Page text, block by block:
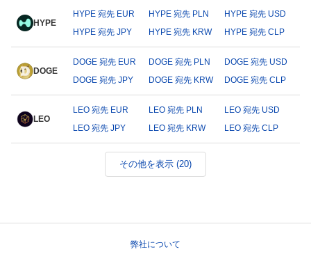
HYPE
HYPE 宛先 EUR HYPE 宛先 PLN
HYPE 宛先 USD
HYPE 宛先 JPY
HYPE 宛先 KRW HYPE 宛先 CLP
DOGE
DOGE 宛先 EUR DOGE 宛先 PLN
DOGE 宛先 USD
DOGE 宛先 JPY
DOGE 宛先 KRW DOGE 宛先 CLP
LEO
LEO 宛先 EUR LEO 宛先 PLN
LEO 宛先 USD
LEO 宛先 JPY
LEO 宛先 KRW LEO 宛先 CLP
その他を表示 (20)
弊社について